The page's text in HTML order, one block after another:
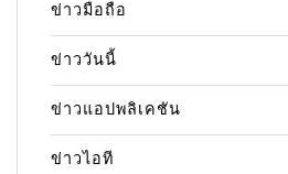
ข่าวมือถือ
ข่าววันนี้
ข่าวแอปพลิเคชัน
ข่าวไอที